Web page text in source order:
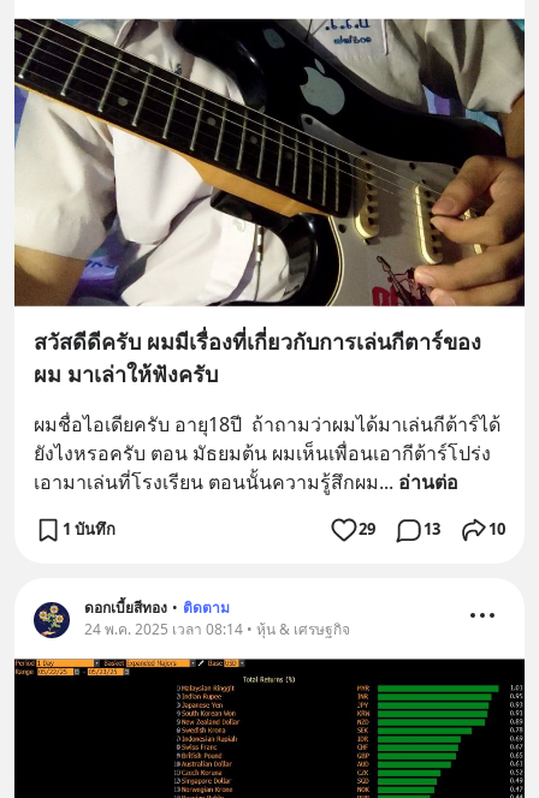
สวัสดีดีครับ ผมมีเรื่องที่เกี่ยวกับการเล่นกีตาร์ของ
ผม มาเล่าให้ฟังครับ
ผมชื่อไอเดียครับ อายุ18ปี  ถ้าถามว่าผมได้มาเล่นกีต้าร์ได้
ยังไงหรอครับ ตอน มัธยมต้น ผมเห็นเพื่อนเอากีต้าร์โปร่ง
เอามาเล่นที่โรงเรียน ตอนนั้นความรู้สึกผม... อ่านต่อ
1 บันทึก 29 13 10
ดอกเบี้ยสีทอง • ติดตาม
24 พ.ค. 2025 เวลา 08:14 • หุ้น & เศรษฐกิจ